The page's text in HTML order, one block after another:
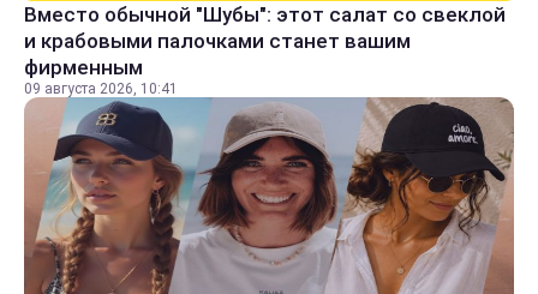
Вместо обычной "Шубы": этот салат со свеклой
и крабовыми палочками станет вашим
фирменным
09 августа 2026, 10:41